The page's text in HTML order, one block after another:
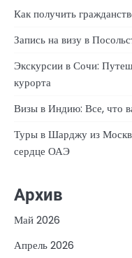
Как получить
Запись на визу в
Экскурсии в Сочи:
курорта
Визы в Индию: Все, что
Туры в Шарджу из
сердце ОАЭ
Архив
Май 2026
Апрель 2026